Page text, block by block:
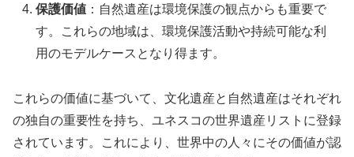
保護価値 ：自然遺産は環境保護の観点からも重要で
す。これらの地域は、環境保護活動や持続可能な利
用のモデルケースとなり得ます。
これらの価値に基づいて、文化遺産と自然遺産はそれぞれ
の独自の重要性を持ち、ユネスコの世界遺産リストに登録
されています。これにより、世界中の人々にその価値が認